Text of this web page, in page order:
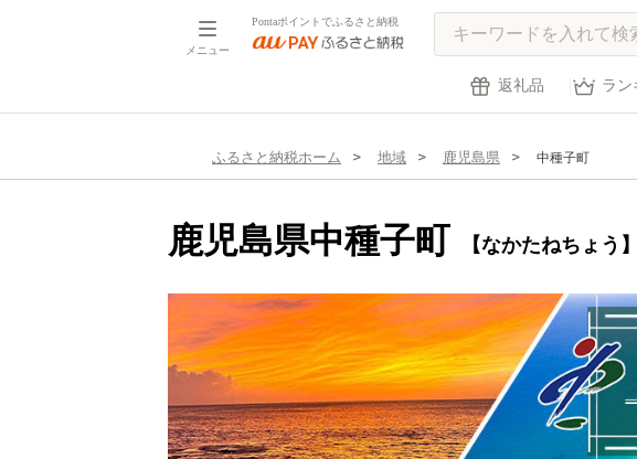
メニュー
Pontaポイントでふるさと納税
返礼品 ラン
ふるさと納税ホーム 地域 鹿児島県 中種子町
鹿児島県中種子町 【なかたねちょう】